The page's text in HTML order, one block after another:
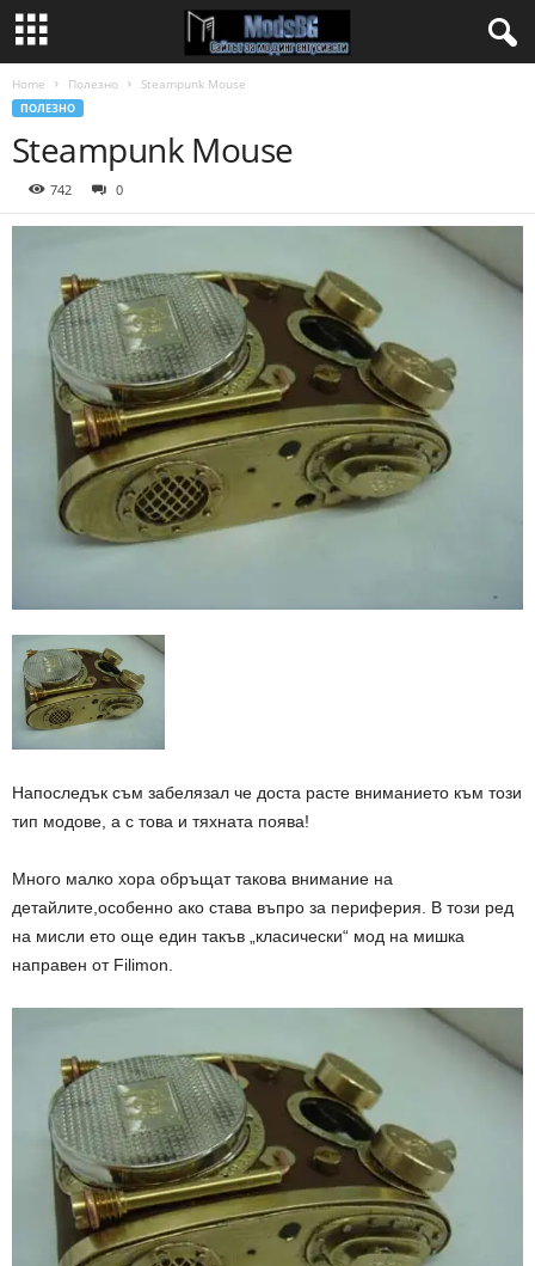
Home Полезно Steampunk Mouse
ПОЛЕЗНО
Steampunk Mouse
742 0
Напоследък съм забелязал че доста расте вниманието към този
тип модове, а с това и тяхната поява!
Много малко хора обръщат такова внимание на
детайлите,особенно ако става въпро за периферия. В този ред
на мисли ето още един такъв „класически“ мод на мишка
направен от Filimon.